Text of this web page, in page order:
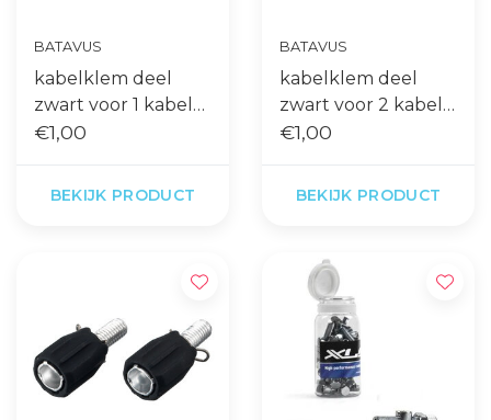
BATAVUS
kabelklem deel
zwart voor 1 kabel
pvc
€1,00
BEKIJK PRODUCT
BATAVUS
kabelklem deel
zwart voor 2 kabels
pvc
€1,00
BEKIJK PRODUCT